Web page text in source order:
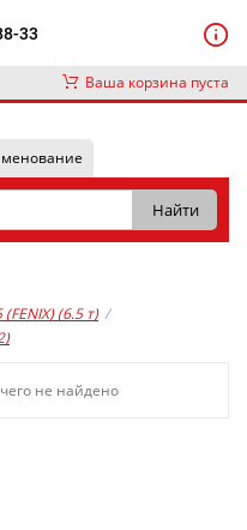
33
Ваша корзина пуста
(FENIX) (6.5 т) /
не найдено